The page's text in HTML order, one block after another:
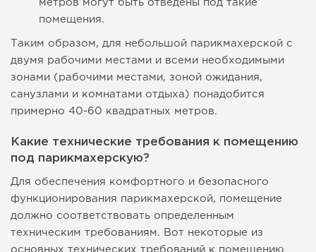
метров могут быть отведены под такие
помещения.
Таким образом, для небольшой парикмахерской с
двумя рабочими местами и всеми необходимыми
зонами (рабочими местами, зоной ожидания,
санузлами и комнатами отдыха) понадобится
примерно 40-60 квадратных метров.
Какие технические требования к помещению
под парикмахерскую?
Для обеспечения комфортного и безопасного
функционирования парикмахерской, помещение
должно соответствовать определенным
техническим требованиям. Вот некоторые из
основных технических требований к помещению